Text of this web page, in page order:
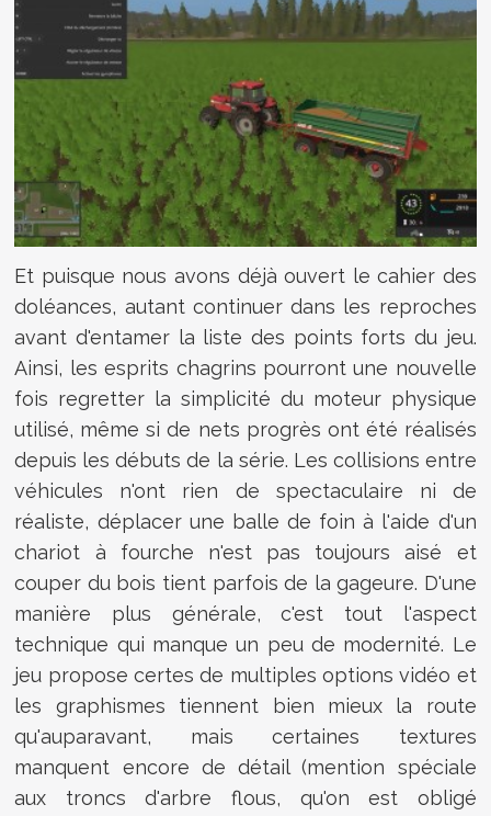
Et puisque nous avons déjà ouvert le cahier des
doléances, autant continuer dans les reproches
avant d'entamer la liste des points forts du jeu.
Ainsi, les esprits chagrins pourront une nouvelle
fois regretter la simplicité du moteur physique
utilisé, même si de nets progrès ont été réalisés
depuis les débuts de la série. Les collisions entre
véhicules n'ont rien de spectaculaire ni de
réaliste, déplacer une balle de foin à l'aide d'un
chariot à fourche n'est pas toujours aisé et
couper du bois tient parfois de la gageure. D'une
manière plus générale, c'est tout l'aspect
technique qui manque un peu de modernité. Le
jeu propose certes de multiples options vidéo et
les graphismes tiennent bien mieux la route
qu'auparavant, mais certaines textures
manquent encore de détail (mention spéciale
aux troncs d'arbre flous, qu'on est obligé